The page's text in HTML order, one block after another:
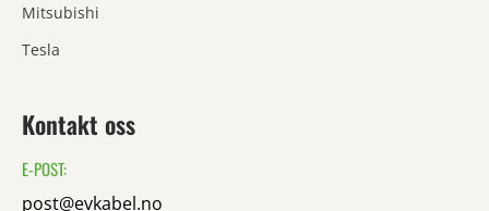
Mitsubishi
Tesla
Kontakt oss
E-POST:
post@evkabel.no